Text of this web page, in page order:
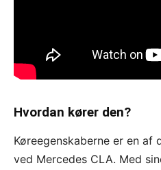
Hvordan kører den?
Køreegenskaberne er en
ved Mercedes CLA. Med